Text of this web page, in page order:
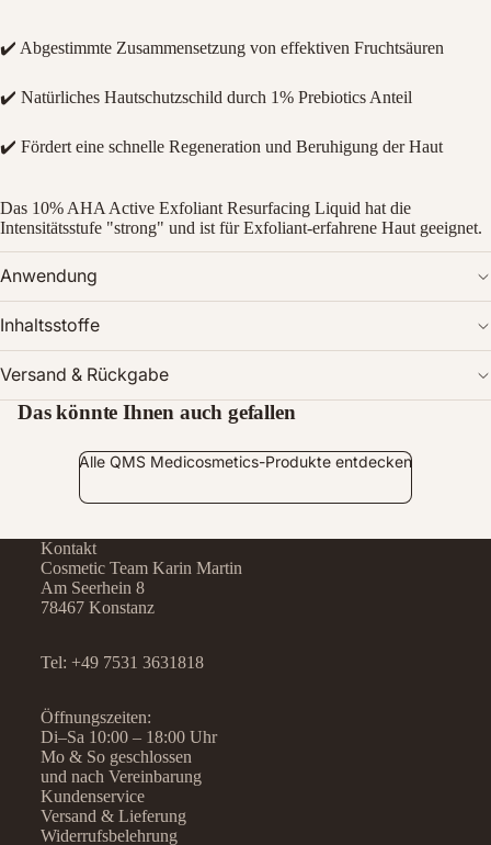
Bild
öffnen
✔️ Abgestimmte Zusammensetzung von effektiven Fruchtsäuren
✔️ Natürliches Hautschutzschild durch 1% Prebiotics Anteil
✔️ Fördert eine schnelle Regeneration und Beruhigung der Haut
Das 10% AHA Active Exfoliant Resurfacing Liquid hat die
Intensitätsstufe "strong" und ist für Exfoliant-erfahrene Haut geeignet.
Anwendung
Inhaltsstoffe
Versand & Rückgabe
Das könnte Ihnen auch gefallen
Alle QMS Medicosmetics-Produkte entdecken
Kontakt
Cosmetic Team Karin Martin
Am Seerhein 8
78467 Konstanz
Tel: +49 7531 3631818
Öffnungszeiten:
Di–Sa 10:00 – 18:00 Uhr
Mo & So geschlossen
und nach Vereinbarung
Kundenservice
Versand & Lieferung
Widerrufsbelehrung